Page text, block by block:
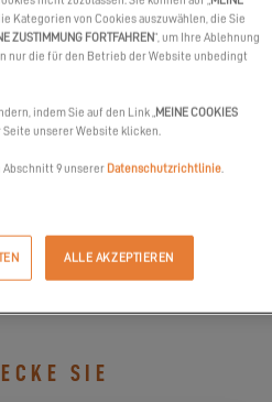
gilt, ist dies die ideale Gelegenheit
Auswahl an hochwertigen Booten
sehen möchten. Wir werden
mit uns auf Tuchfühlung und
SIE
Kategorien von Cookies auszuwählen, die Sie
ZUSTIMMUNG FORTFAHREN“, um Ihre Ablehnung
nur die für den Betrieb der Website unbedingt
indem Sie auf den Link „MEINE COOKIES
Seite unserer Website klicken.
9 unserer Datenschutzrichtlinie.
ALLE AKZEPTIEREN